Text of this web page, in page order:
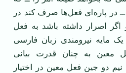
در پاره‌ای فعل‌ها صرف کند در
اصرار داشته باشد به فعل
مایه نیرومندی زبان فارسی
معین به چنان قدرت بیانی
دو جین فعل معین در اختیار